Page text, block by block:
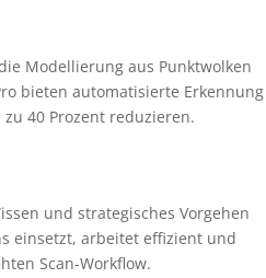
Modellierung aus Punktwolken
bieten automatisierte Erkennung
40 Prozent reduzieren.
und strategisches Vorgehen
einsetzt, arbeitet effizient und
Scan-Workflow.